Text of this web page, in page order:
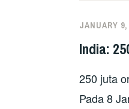
JANUARY 9,
India:
250 juta
Pada 8